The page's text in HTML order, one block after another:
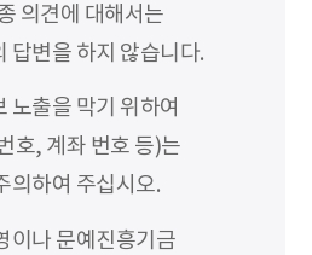
의견에 대해서는
답변을 하지 않습니다.
노출을 막기 위하여
호, 계좌 번호 등)는
의하여 주십시오.
이나 문예진흥기금